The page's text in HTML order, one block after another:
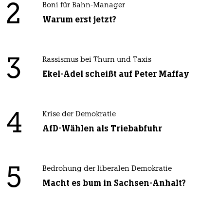
2 Boni für Bahn-Manager
Warum erst jetzt?
3 Rassismus bei Thurn und Taxis
Ekel-Adel scheißt auf Peter Maffay
4 Krise der Demokratie
AfD-Wählen als Triebabfuhr
5 Bedrohung der liberalen Demokratie
Macht es bum in Sachsen-Anhalt?